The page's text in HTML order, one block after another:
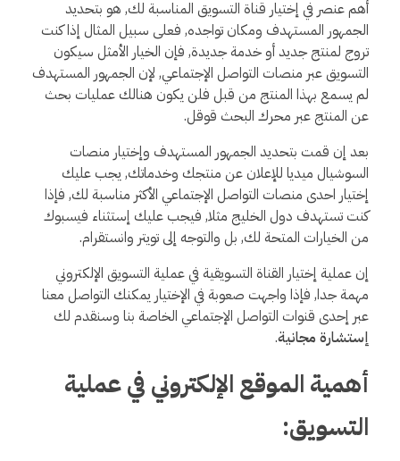
أهم عنصر في إختيار قناة التسويق المناسبة لك, هو بتحديد
الجمهور المستهدف ومكان تواجده, فعلى سبيل المثال إذا كنت
تروج لمنتج جديد أو خدمة جديدة, فإن الخيار الأمثل سيكون
التسويق عبر منصات التواصل الإجتماعي, لإن الجمهور المستهدف
لم يسمع بهذا المنتج من قبل فلن يكون هنالك عمليات بحث
عن المنتج عبر محرك البحث قوقل.
بعد إن قمت بتحديد الجمهور المستهدف وإختيار منصات
السوشيال ميديا للإعلان عن منتجك وخدماتك, يجب عليك
إختيار احدى منصات التواصل الإجتماعي الأكثر مناسبة لك, فإذا
كنت تستهدف دول الخليج مثلا, فيجب عليك إستثناء فيسبوك
من الخيارات المتحة لك, بل والتوجه إلى تويتر وانستقرام.
إن عملية إختيار القناة التسويقية في عملية التسويق الإلكتروني
مهمة جدا, فإذا واجهت صعوبة في الإختيار يمكنك التواصل معنا
عبر إحدى قنوات التواصل الإجتماعي الخاصة بنا وسنقدم لك
إستشارة مجانية.
أهمية الموقع الإلكتروني في عملية
التسويق: